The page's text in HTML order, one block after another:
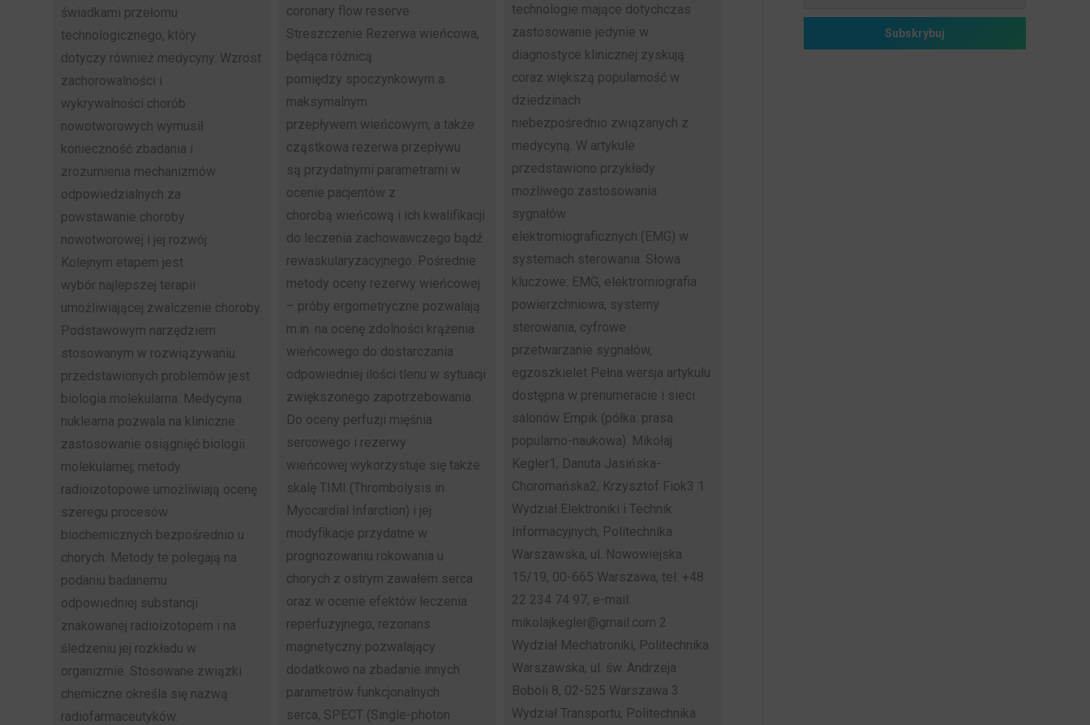
świadkami przełomu
technologicznego, który
dotyczy również medycyny. Wzrost
zachorowalności i
wykrywalności chorób
nowotworowych wymusił
konieczność zbadania i
zrozumienia mechanizmów
odpowiedzialnych za
powstawanie choroby
nowotworowej i jej rozwój.
Kolejnym etapem jest
wybór najlepszej terapii
umożliwiającej zwalczenie choroby.
Podstawowym narzędziem
stosowanym w rozwiązywaniu
przedstawionych problemów jest
biologia molekularna. Medycyna
nuklearna pozwala na kliniczne
zastosowanie osiągnięć biologii
molekularnej; metody
radioizotopowe umożliwiają ocenę
szeregu procesów
biochemicznych bezpośrednio u
chorych. Metody te polegają na
podaniu badanemu
odpowiedniej substancji
znakowanej radioizotopem i na
śledzeniu jej rozkładu w
organizmie. Stosowane związki
chemiczne określa się nazwą
radiofarmaceutyków.
coronary flow reserve
Streszczenie Rezerwa wieńcowa,
będąca różnicą
pomiędzy spoczynkowym a
maksymalnym
przepływem wieńcowym, a także
cząstkowa rezerwa przepływu
są przydatnymi parametrami w
ocenie pacjentów z
chorobą wieńcową i ich kwalifikacji
do leczenia zachowawczego bądź
rewaskularyzacyjnego. Pośrednie
metody oceny rezerwy wieńcowej
– próby ergometryczne pozwalają
m.in. na ocenę zdolności krążenia
wieńcowego do dostarczania
odpowiedniej ilości tlenu w sytuacji
zwiększonego zapotrzebowania.
Do oceny perfuzji mięśnia
sercowego i rezerwy
wieńcowej wykorzystuje się także
skalę TIMI (Thrombolysis in
Myocardial Infarction) i jej
modyfikacje przydatne w
prognozowaniu rokowania u
chorych z ostrym zawałem serca
oraz w ocenie efektów leczenia
reperfuzyjnego, rezonans
magnetyczny pozwalający
dodatkowo na zbadanie innych
parametrów funkcjonalnych
serca, SPECT (Single-photon
technologie mające dotychczas
zastosowanie jedynie w
diagnostyce klinicznej zyskują
coraz większą popularność w
dziedzinach
niebezpośrednio związanych z
medycyną. W artykule
przedstawiono przykłady
możliwego zastosowania
sygnałów
elektromiograficznych (EMG) w
systemach sterowania. Słowa
kluczowe: EMG, elektromiografia
powierzchniowa, systemy
sterowania, cyfrowe
przetwarzanie sygnałów,
egzoszkielet Pełna wersja artykułu
dostępna w prenumeracie i sieci
salonów Empik (półka: prasa
popularno-naukowa). Mikołaj
Kegler1, Danuta Jasińska-
Choromańska2, Krzysztof Fiok3 1
Wydział Elektroniki i Technik
Informacyjnych, Politechnika
Warszawska, ul. Nowowiejska
15/19, 00-665 Warszawa, tel. +48
22 234 74 97, e-mail:
mikolajkegler@gmail.com 2
Wydział Mechatroniki, Politechnika
Warszawska, ul. św. Andrzeja
Boboli 8, 02-525 Warszawa 3
Wydział Transportu, Politechnika